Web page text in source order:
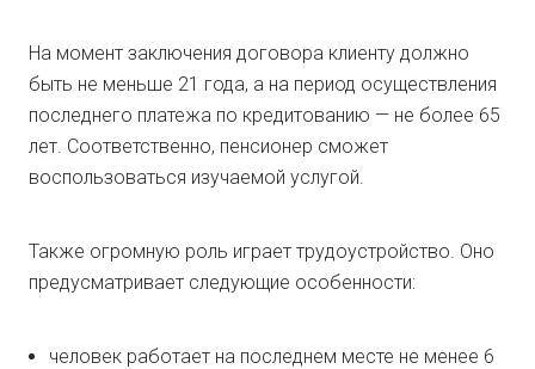
На момент заключения договора клиенту должно
быть не меньше 21 года, а на период осуществления
последнего платежа по кредитованию — не более 65
лет. Соответственно, пенсионер сможет
воспользоваться изучаемой услугой.
Также огромную роль играет трудоустройство. Оно
предусматривает следующие особенности:
человек работает на последнем месте не менее 6